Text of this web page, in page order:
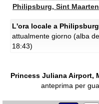
Philipsburg, Sint Maarten
L'ora locale a
attualmente giorno (alba
18:43)
Princess Juliana Airport,
anteprima per